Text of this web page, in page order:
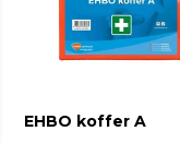
EHBO koffer A